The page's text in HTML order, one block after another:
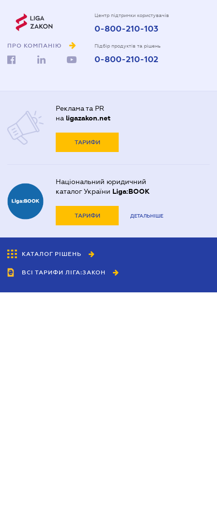
ПРО КОМПАНІЮ
Центр підтримки користувачів
0-800-210-103
Підбір продуктів та рішень
0-800-210-102
Реклама та PR
на ligazakon.net
ТАРИФИ
Національний юридичний
каталог України Liga:BOOK
ТАРИФИ ДЕТАЛЬНІШЕ
КАТАЛОГ РІШЕНЬ
ВСІ ТАРИФИ ЛІГА:ЗАКОН